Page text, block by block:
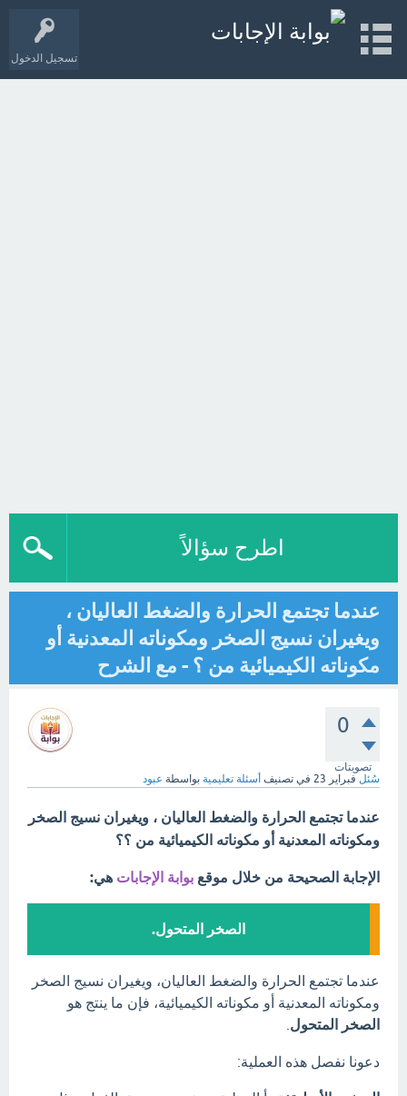
تسجيل الدخول
اطرح سؤالاً
عندما تجتمع الحرارة والضغط العاليان ،
ويغيران نسيج الصخر ومكوناته المعدنية أو
مكوناته الكيميائية من ؟ - مع الشرح
0
تصويتات
سُئل فبراير 23 في تصنيف أسئلة تعليمية بواسطة عبود
عندما تجتمع الحرارة والضغط العاليان ، ويغيران نسيج الصخر
ومكوناته المعدنية أو مكوناته الكيميائية من ؟؟
الإجابة الصحيحة من خلال موقع بوابة الإجابات هي:
الصخر المتحول.
عندما تجتمع الحرارة والضغط العاليان، ويغيران نسيج الصخر
ومكوناته المعدنية أو مكوناته الكيميائية، فإن ما ينتج هو
الصخر المتحول
دعونا نفصل هذه العملية: